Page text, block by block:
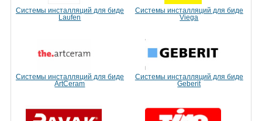
Системы инсталляций для биде
Laufen
Системы инсталляций для биде
Viega
Системы инсталляций для биде
ArtCeram
Системы инсталляций для биде
Geberit